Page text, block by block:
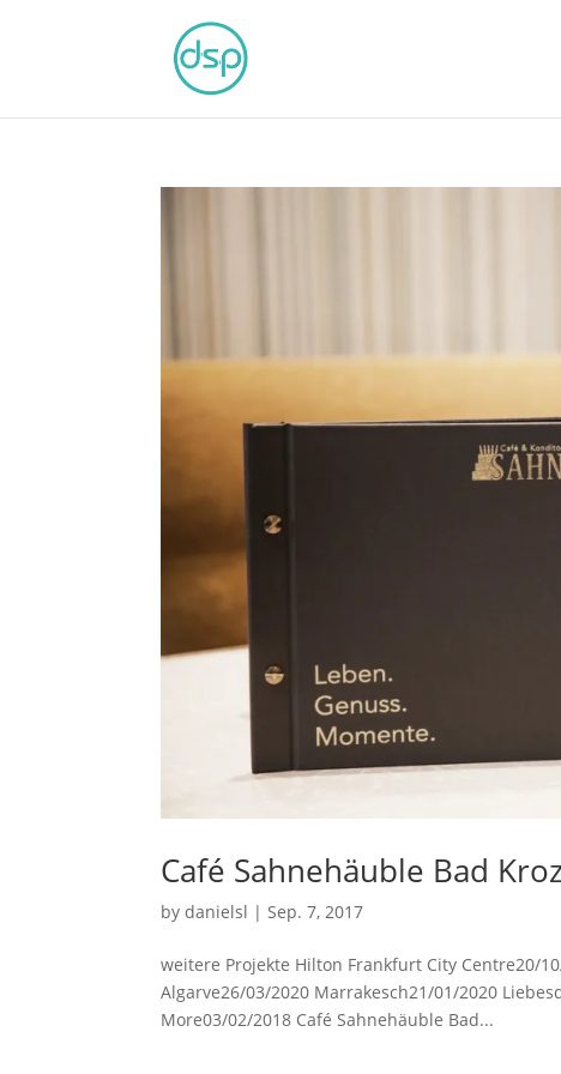
Café Sahnehäuble Bad
bydanielsl |Sep. 7, 2017
weitere Projekte Hilton Frankfurt City Centre20/
Algarve26/03/2020 Marrakesch21/01/2020
More03/02/2018 Café Sahnehäuble Bad...